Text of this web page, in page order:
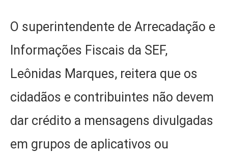
O superintendente de Arrecadação e
Informações Fiscais da SEF,
Leônidas Marques, reitera que os
cidadãos e contribuintes não devem
dar crédito a mensagens divulgadas
em grupos de aplicativos ou